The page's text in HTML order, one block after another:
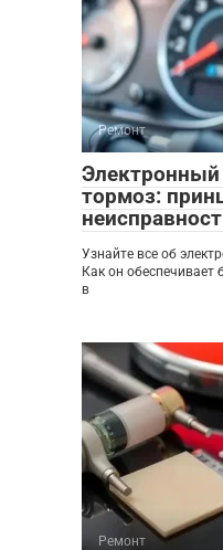
Ремонт
тормоз:
Узнайте все об
Как он обеспечивает
в
Ремонт